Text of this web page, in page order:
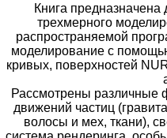
Книга предназначена
трехмерного
распространяемой
моделирование с
кривых, поверхностей
Рассмотрены различные
движений частиц
волосы и мех, ткани),